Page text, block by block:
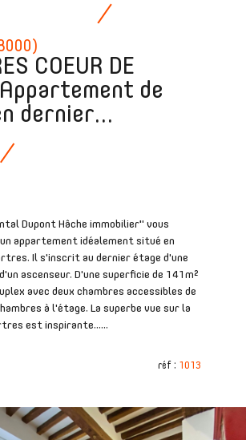
COEUR DE
de
dernier...
Dupont Hâche immobilier" vous
appartement idéalement situé en
Il s'inscrit au dernier étage d'une
ascenseur. D'une superficie de 141m²
avec deux chambres accessibles de
à l'étage. La superbe vue sur la
est inspirante......
réf : 1013